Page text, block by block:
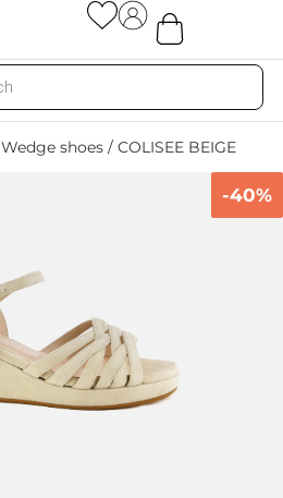
Wedge shoes / COLISEE BEIGE
-40%